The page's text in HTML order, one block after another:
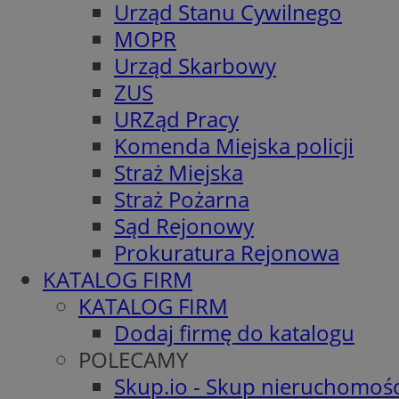
Urząd Stanu Cywilnego
MOPR
Urząd Skarbowy
ZUS
URZąd Pracy
Komenda Miejska policji
Straż Miejska
Straż Pożarna
Sąd Rejonowy
Prokuratura Rejonowa
KATALOG FIRM
KATALOG FIRM
Dodaj firmę do katalogu
POLECAMY
Skup.io - Skup